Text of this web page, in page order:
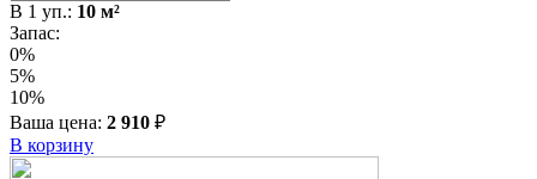
В 1 уп.: 10 м²
Запас:
0%
5%
10%
Ваша цена: 2 910 ₽
В корзину